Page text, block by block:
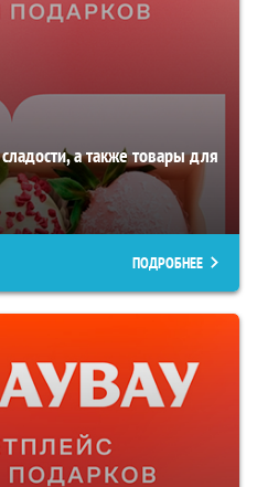
а также товары для
ПОДРОБНЕЕ